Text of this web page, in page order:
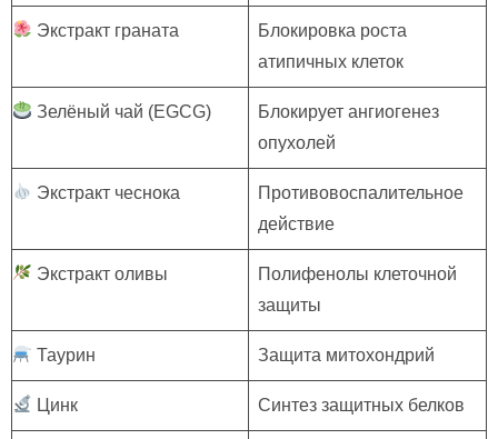
Экстракт граната
Блокировка роста
атипичных клеток
Зелёный чай (EGCG)
Блокирует ангиогенез
опухолей
Экстракт чеснока
Противовоспалительное
действие
Экстракт оливы
Полифенолы клеточной
защиты
Таурин Защита митохондрий
Цинк Синтез защитных белков